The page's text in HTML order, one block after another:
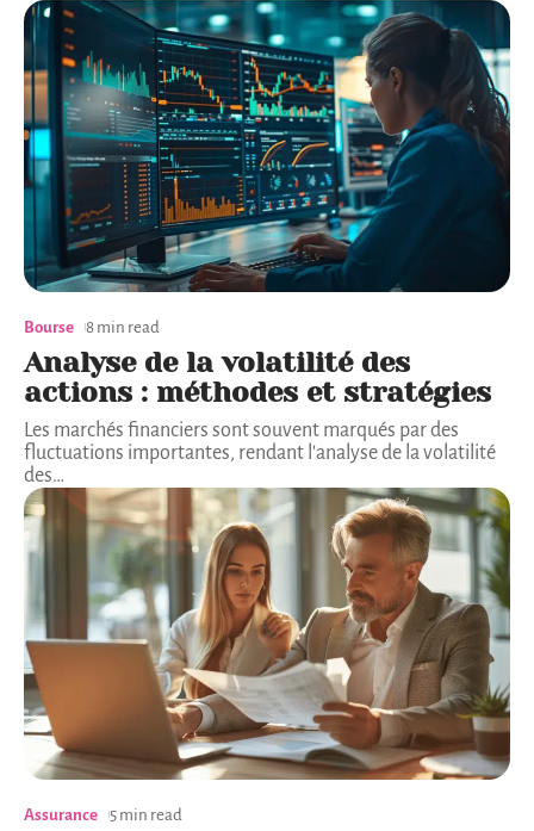
Bourse 8 min read
Analyse de la volatilité des
actions : méthodes et stratégies
Les marchés financiers sont souvent marqués par des
fluctuations importantes, rendant l'analyse de la volatilité
des…
Assurance 5 min read